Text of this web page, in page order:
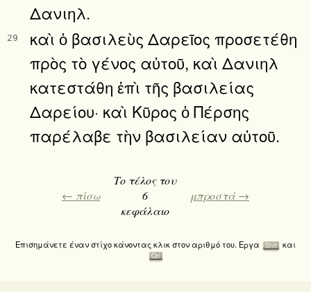
Δανιηλ.
29
καὶ ὁ βασιλεὺς Δαρεῖος προσετέθη
πρὸς τὸ γένος αὐτοῦ, καὶ Δανιηλ
κατεστάθη ἐπὶ τῆς βασιλείας
Δαρείου· καὶ Κῦρος ὁ Πέρσης
παρέλαβε τὴν βασιλείαν αὐτοῦ.
← πίσω
Το τέλος του
6
κεφάλαιο
μπροστά →
Επισημάνετε έναν στίχο κάνοντας κλικ στον αριθμό του. Εργα Shift και
Ctrl